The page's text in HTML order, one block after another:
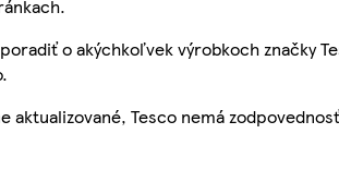
o akýchkoľvek výrobkoch značky
Tesco nemá